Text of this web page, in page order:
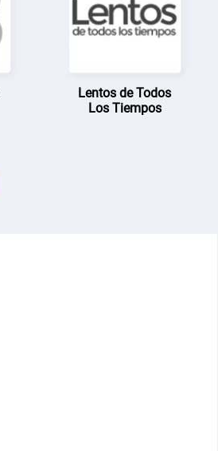
Lentos de Todos
Los Tiempos